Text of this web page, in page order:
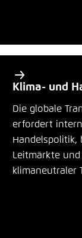
Klima- und
Die globale
erfordert
Handelspolitik,
Leitmärkte
klimaneutraler